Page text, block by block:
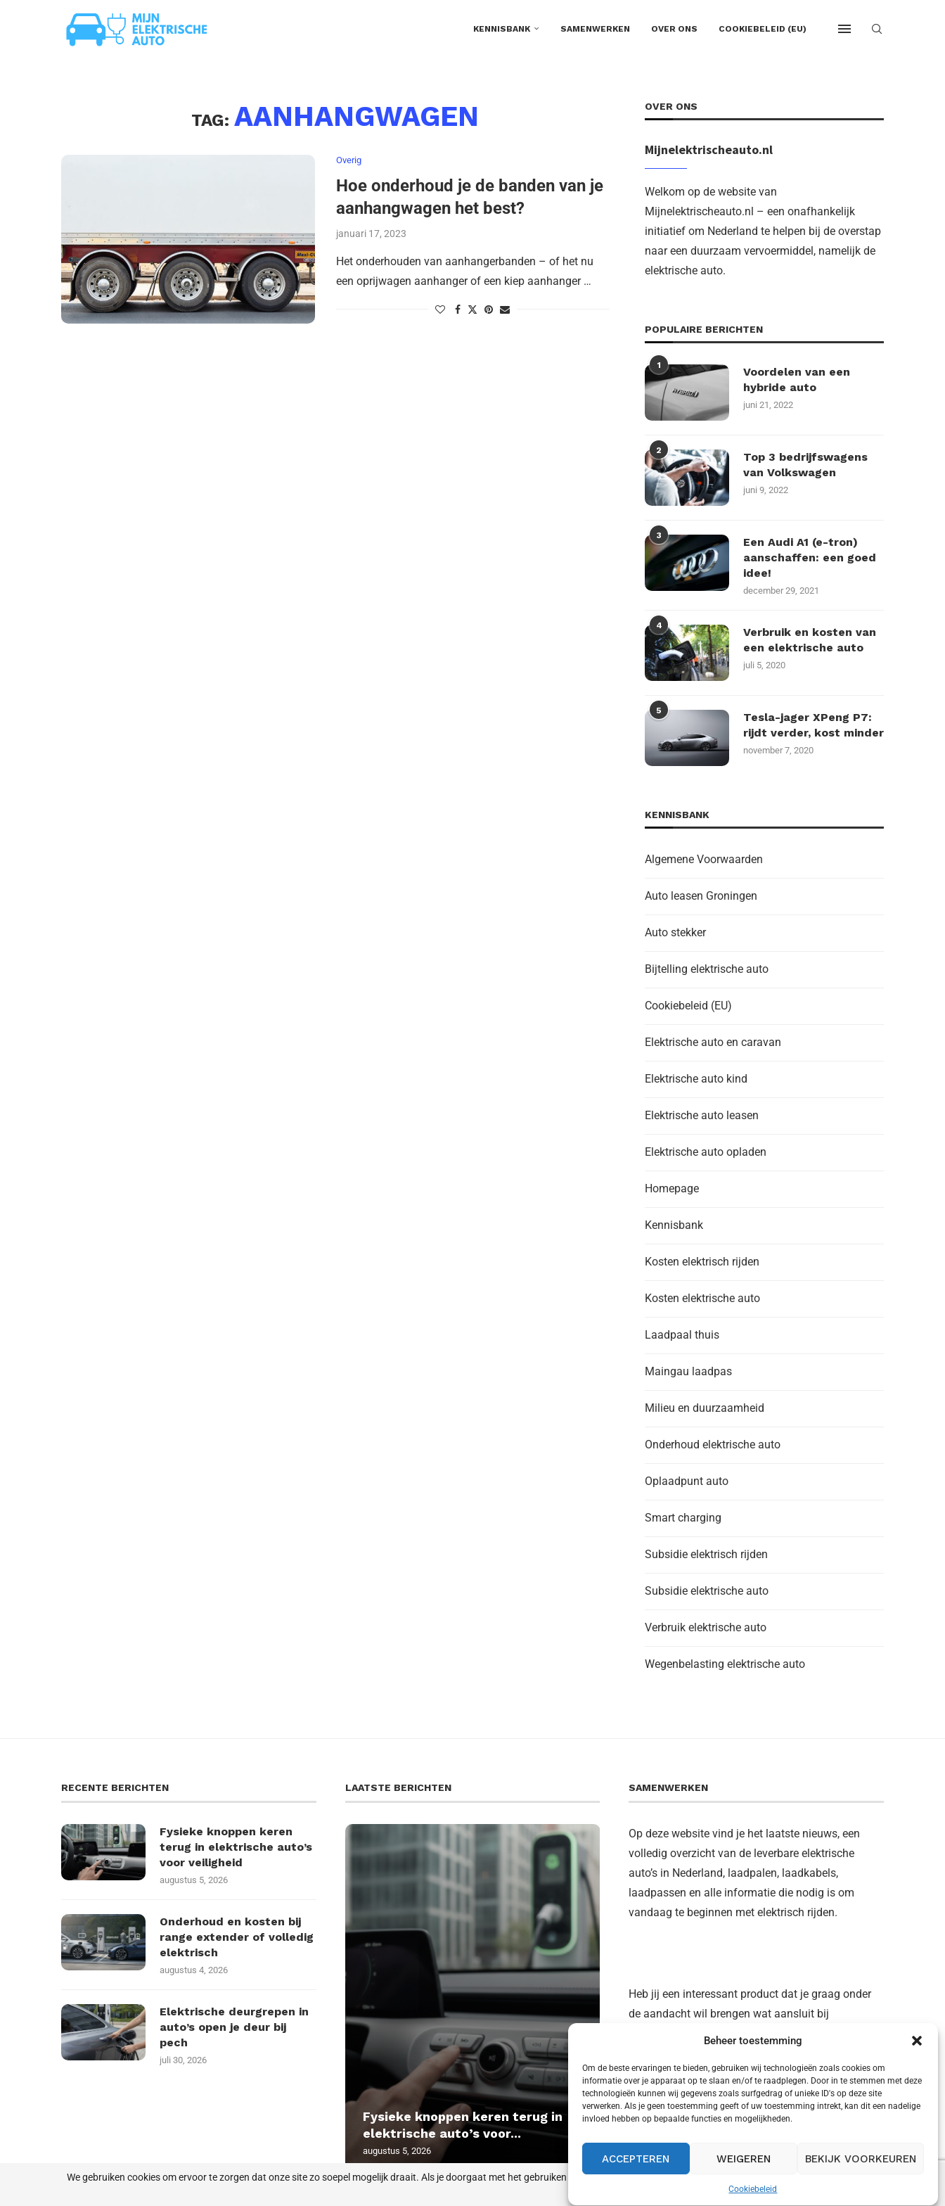
Beheer toestemming
Om de beste ervaringen te bieden, gebruiken wij technologieën zoals cookies om
informatie over je apparaat op te slaan en/of te raadplegen. Door in te stemmen met deze
technologieën kunnen wij gegevens zoals surfgedrag of unieke ID's op deze site
verwerken. Als je geen toestemming geeft of uw toestemming intrekt, kan dit een nadelige
invloed hebben op bepaalde functies en mogelijkheden.
ACCEPTEREN WEIGEREN BEKIJK VOORKEUREN
Cookiebeleid
KENNISBANK SAMENWERKEN OVER ONS COOKIEBELEID (EU)
TAG:AANHANGWAGEN
Overig
Hoe onderhoud je de banden van je
aanhangwagen het best?
januari 17, 2023
Het onderhouden van aanhangerbanden – of het nu
een oprijwagen aanhanger of een kiep aanhanger …
OVER ONS
Mijnelektrischeauto.nl
Welkom op de website van
Mijnelektrischeauto.nl – een onafhankelijk
initiatief om Nederland te helpen bij de overstap
naar een duurzaam vervoermiddel, namelijk de
elektrische auto.
POPULAIRE BERICHTEN
1
Voordelen van een
hybride auto
juni 21, 2022
2
Top 3 bedrijfswagens
van Volkswagen
juni 9, 2022
3
Een Audi A1 (e-tron)
aanschaffen: een goed
idee!
december 29, 2021
4
Verbruik en kosten van
een elektrische auto
juli 5, 2020
5
Tesla-jager XPeng P7:
rijdt verder, kost minder
november 7, 2020
KENNISBANK
Algemene Voorwaarden
Auto leasen Groningen
Auto stekker
Bijtelling elektrische auto
Cookiebeleid (EU)
Elektrische auto en caravan
Elektrische auto kind
Elektrische auto leasen
Elektrische auto opladen
Homepage
Kennisbank
Kosten elektrisch rijden
Kosten elektrische auto
Laadpaal thuis
Maingau laadpas
Milieu en duurzaamheid
Onderhoud elektrische auto
Oplaadpunt auto
Smart charging
Subsidie elektrisch rijden
Subsidie elektrische auto
Verbruik elektrische auto
Wegenbelasting elektrische auto
RECENTE BERICHTEN
Fysieke knoppen keren
terug in elektrische auto’s
voor veiligheid
augustus 5, 2026
Onderhoud en kosten bij
range extender of volledig
elektrisch
augustus 4, 2026
Elektrische deurgrepen in
auto’s open je deur bij
pech
juli 30, 2026
LAATSTE BERICHTEN
Fysieke knoppen keren terug in
elektrische auto’s voor...
augustus 5, 2026
Onderhoud en kosten bij range
Elektrische deurgrepen in auto’s
Elektrisch rijden maakt je niet
Elektrische auto snelladen voegt
SAMENWERKEN
Op deze website vind je het laatste nieuws, een
volledig overzicht van de leverbare elektrische
auto’s in Nederland, laadpalen, laadkabels,
laadpassen en alle informatie die nodig is om
vandaag te beginnen met elektrisch rijden.
Heb jij een interessant product dat je graag onder
de aandacht wil brengen wat aansluit bij
bovenstaande doelstelling?
Laat het ons weten via hetcontactformulier
We gebruiken cookies om ervoor te zorgen dat onze site zo soepel mogelijk draait. Als je doorgaat met het gebruiken van deze site, gaan we er vanuit dat je ermee instemt.